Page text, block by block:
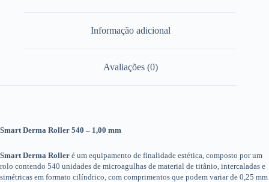
Informação adicional
Avaliações (0)
Smart Derma Roller 540 – 1,00 mm
Smart Derma Roller é um equipamento de finalidade estética, composto por um
rolo contendo 540 unidades de microagulhas de material de titânio, intercaladas e
simétricas em formato cilíndrico, com comprimentos que podem variar de 0,25 mm